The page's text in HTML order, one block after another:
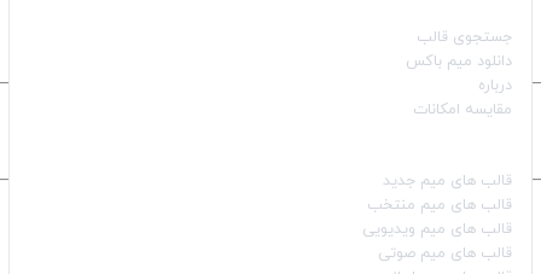
جستجوی قالب
دانلود میم باکس
درباره
مقایسه امکانات
قالب‌ های میم جدید
قالب‌ های میم منتخب
قالب‌ های میم ویدیویی
قالب‌ های میم صوتی